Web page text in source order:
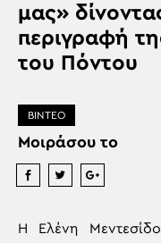
μας»
περιγραφή
του Πόντου
ΒΙΝΤΕΟ
Μοιράσου το
Η Ελένη